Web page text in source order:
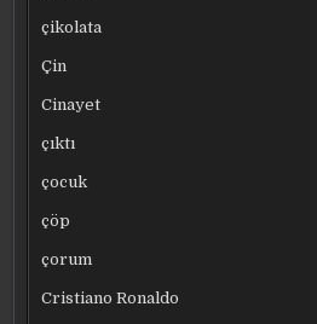
çikolata
Çin
Cinayet
çıktı
çocuk
çöp
çorum
Cristiano Ronaldo